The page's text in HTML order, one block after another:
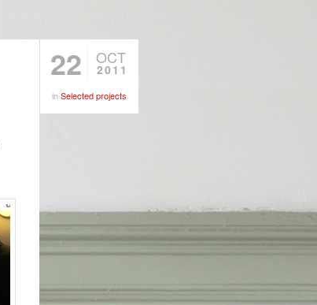
22 OCT
2011
inSelected projects